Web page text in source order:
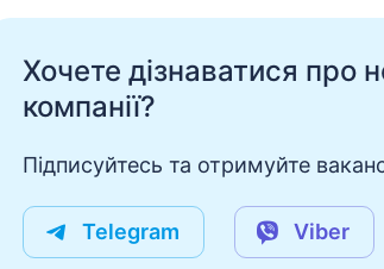
Хочете дізнаватися про
компанії?
Підписуйтесь та отримуйте
Telegram Viber